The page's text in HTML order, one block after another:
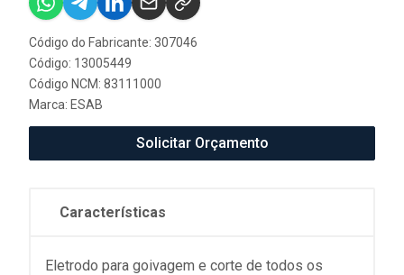
Código do Fabricante: 307046
Código: 13005449
Código NCM: 83111000
Marca: ESAB
Solicitar Orçamento
Características
Eletrodo para goivagem e corte de todos os